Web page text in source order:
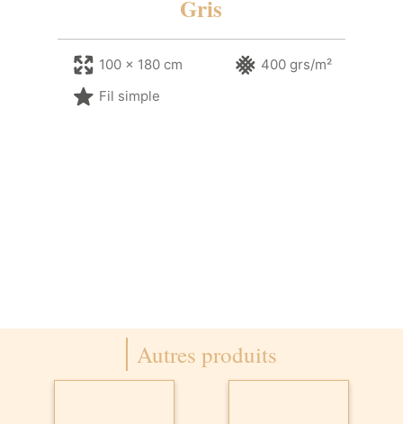
Gris
100 x 180 cm
400 grs/m²
Fil simple
Autres produits